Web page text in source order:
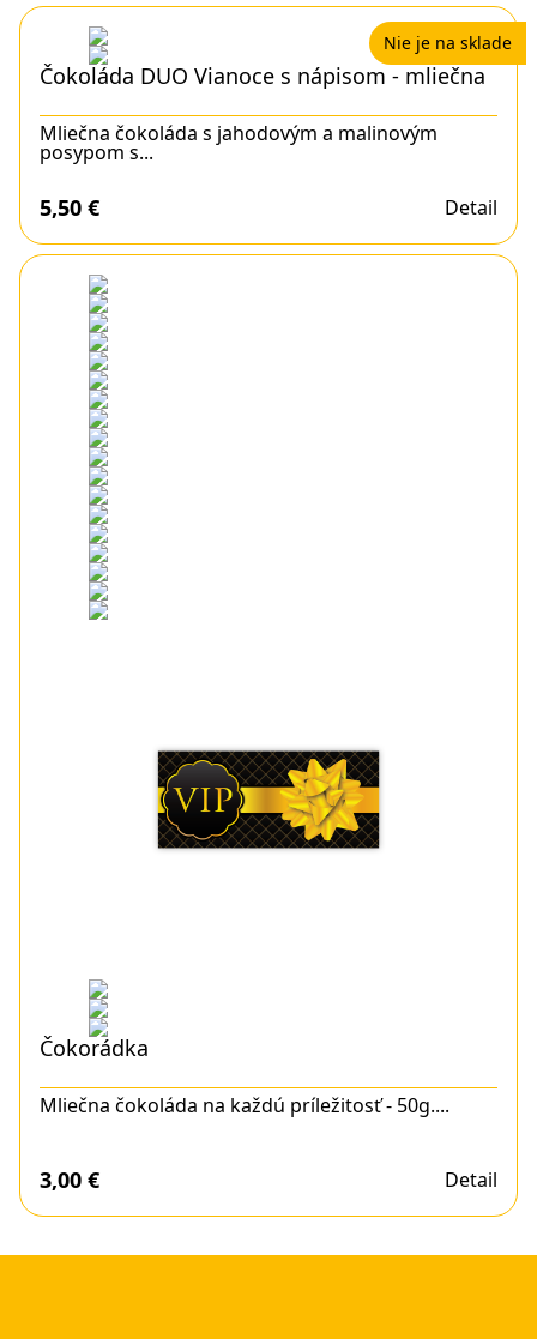
Nie je na sklade
Čokoláda DUO Vianoce s nápisom - mliečna
Mliečna čokoláda s jahodovým a malinovým
posypom s...
5,50 € Detail
Čokorádka
Mliečna čokoláda na každú príležitosť - 50g....
3,00 € Detail